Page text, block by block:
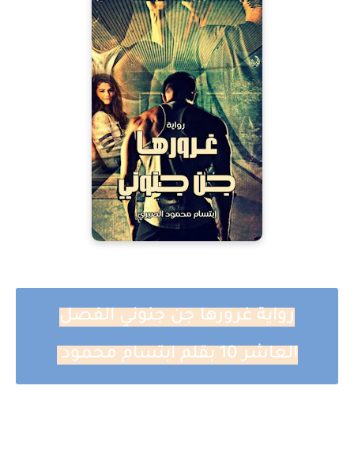
رواية غرورها جن جنوني الفصل
العاشر 10 بقلم ابتسام محمود